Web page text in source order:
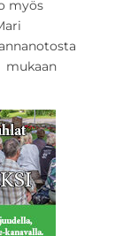
myös
mukaan